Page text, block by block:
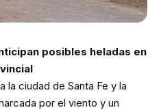
posibles heladas en
la ciudad de Santa Fe y la
por el viento y un